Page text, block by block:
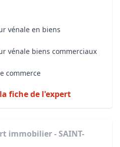
vénale en biens
vénale biens commerciaux
commerce
fiche de l'expert
immobilier - SAINT-